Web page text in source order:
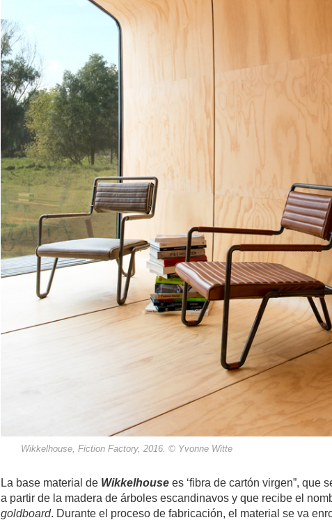
Wikkelhouse, Fiction Factory, 2016. © Yvonne Witte
La base material de Wikkelhouse es ‘fibra de cartón virgen”, que
a partir de la madera de árboles escandinavos y que recibe el
goldboard. Durante el proceso de fabricación, el material se va